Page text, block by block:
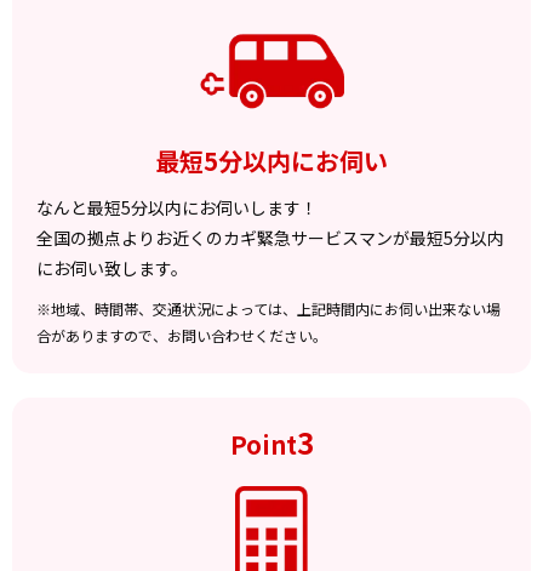
最短5分以内にお伺い
なんと最短5分以内にお伺いします！
全国の拠点よりお近くのカギ緊急サービスマンが最短5分以内
にお伺い致します。
※地域、時間帯、交通状況によっては、上記時間内にお伺い出来ない場
合がありますので、お問い合わせください。
Point3